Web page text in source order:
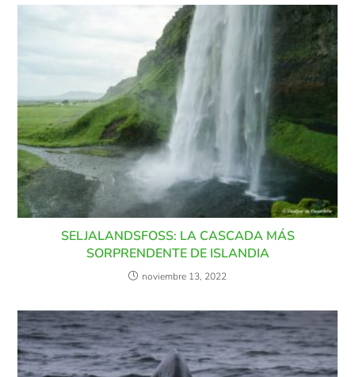
SELJALANDSFOSS: LA CASCADA MÁS
SORPRENDENTE DE ISLANDIA
noviembre 13, 2022